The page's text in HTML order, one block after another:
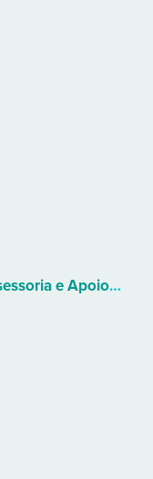
Daniele Lemes - Consultoria, Assessoria e Apoio Ao Advogado